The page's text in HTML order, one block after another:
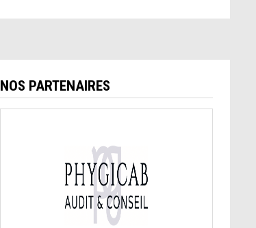
NOS PARTENAIRES